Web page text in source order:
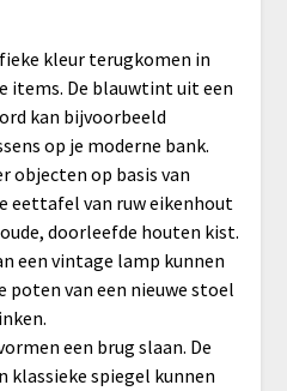
kleur terugkomen in
items. De blauwtint uit een
kan bijvoorbeeld
op je moderne bank.
objecten op basis van
eettafel van ruw eikenhout
doorleefde houten kist.
een vintage lamp kunnen
poten van een nieuwe stoel
een brug slaan. De
klassieke spiegel kunnen